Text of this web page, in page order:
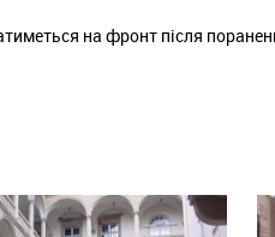
на фронт після